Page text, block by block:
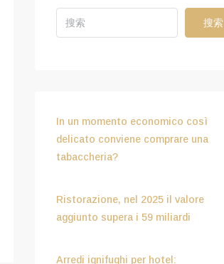
搜索
In un momento economico così
delicato conviene comprare una
tabaccheria?
Ristorazione, nel 2025 il valore
aggiunto supera i 59 miliardi
Arredi ignifughi per hotel: